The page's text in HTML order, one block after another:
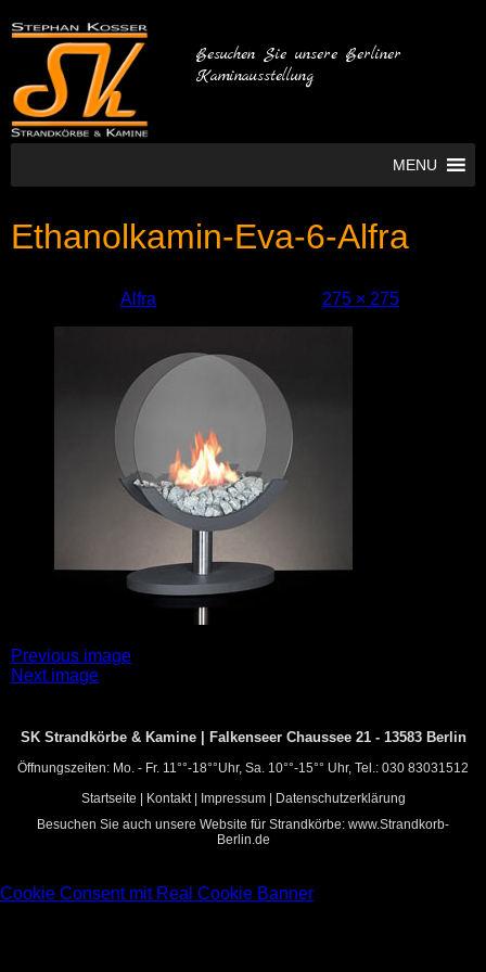
Besuchen Sie unsere Berliner
Kaminausstellung
MENU
Ethanolkamin-Eva-6-Alfra
Alfra 275 × 275
Anhangs-
Previous image
Next image
SK Strandkörbe & Kamine | Falkenseer Chaussee 21 - 13583 Berlin
Öffnungszeiten: Mo. - Fr. 11°°-18°°Uhr, Sa. 10°°-15°° Uhr, Tel.: 030 83031512
Startseite
Kontakt| Impressum|
Datenschutzerklärung
Besuchen Sie auch unsere Website für Strandkörbe: www.Strandkorb-
Berlin.de
Cookie Consent mit Real Cookie Banner